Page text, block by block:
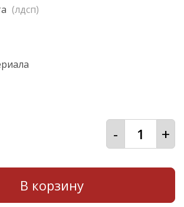
(лдсп)
- +
В корзину